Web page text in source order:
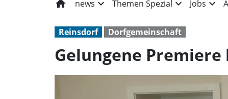
home news expand_more Themen Spezial expand_more Jobs expand_more
Reinsdorf Dorfgemeinschaft
Gelungene Premiere